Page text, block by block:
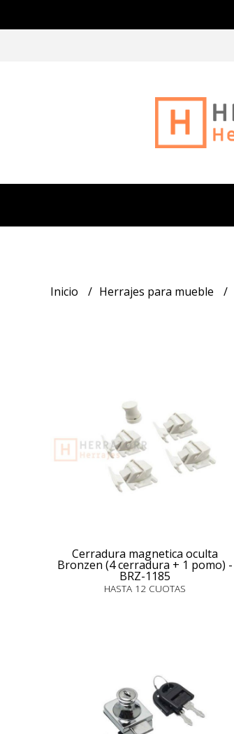
Inicio Herrajes para mueble
Cerradura magnetica oculta
Bronzen (4 cerradura + 1 pomo) -
BRZ-1185
HASTA 12 CUOTAS